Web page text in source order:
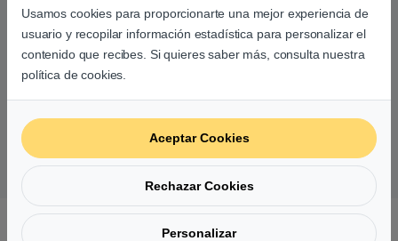
permiten
grabar gameplays
tanto de PC como de
consola (según los modelos), y son un producto muy
valorado por el sector gamer. Actualmente han
ampliado su catálogo y también fabrican periféricos
Tu opinión nos importa
Usamos cookies para proporcionarte una mejor experiencia de
usuario y recopilar información estadística para personalizar el
contenido que recibes. Si quieres saber más, consulta nuestra
política de cookies.
Aceptar Cookies
Rechazar Cookies
Personalizar